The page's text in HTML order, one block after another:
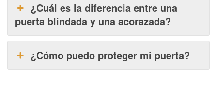
¿Cuál es la diferencia entre una
puerta blindada y una acorazada?
¿Cómo puedo proteger mi puerta?